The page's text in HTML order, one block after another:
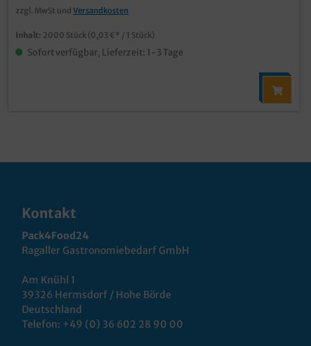
zzgl. MwSt und Versandkosten
Inhalt: 2000 Stück (0,03 €* / 1 Stück)
Sofort verfügbar, Lieferzeit: 1-3 Tage
Kontakt
Pack4Food24
Ragaller Gastronomiebedarf GmbH
Am Knühl 1
39326 Hermsdorf / Hohe Börde
Deutschland
Telefon: +49 (0) 36 602 28 90 00